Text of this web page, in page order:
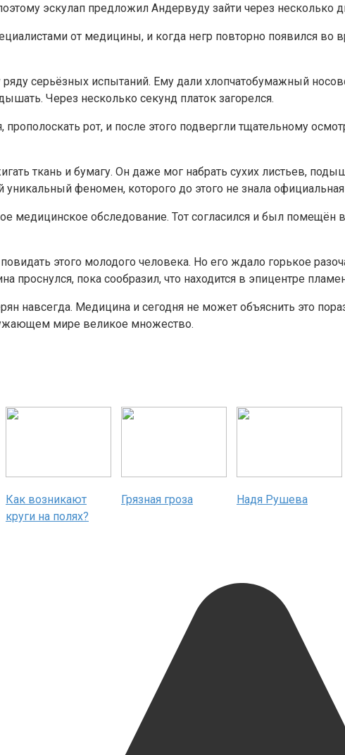
эскулап предложил Андервуду зайти через несколько
от медицины, и когда негр повторно появился во
серьёзных испытаний. Ему дали хлопчатобумажный
Через несколько секунд платок загорелся.
рот, и после этого подвергли тщательному
ткань и бумагу. Он даже мог набрать сухих листьев,
феномен, которого до этого не знала
медицинское обследование. Тот согласился и был помещён
этого молодого человека. Но его ждало горькое
проснулся, пока сообразил, что находится в эпицентре
навсегда. Медицина и сегодня не может объяснить это
мире великое множество.
Как возникают
круги на полях?
Грязная гроза Надя Рушева